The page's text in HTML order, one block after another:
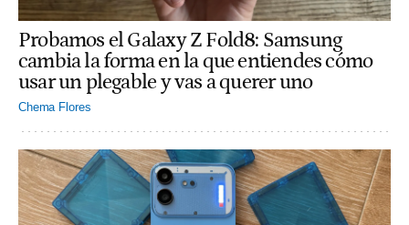
Probamos el Galaxy Z Fold8: Samsung
cambia la forma en la que entiendes cómo
usar un plegable y vas a querer uno
Chema Flores